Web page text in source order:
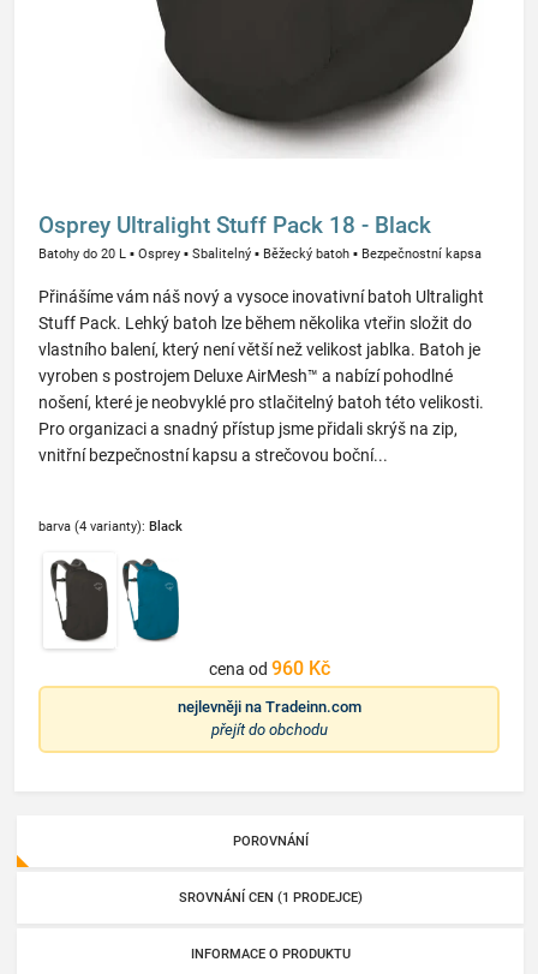
Osprey Ultralight Stuff Pack 18 - Black
Batohy do 20 L ▪ Osprey ▪ Sbalitelný ▪ Běžecký batoh ▪ Bezpečnostní kapsa
Přinášíme vám náš nový a vysoce inovativní batoh Ultralight
Stuff Pack. Lehký batoh lze během několika vteřin složit do
vlastního balení, který není větší než velikost jablka. Batoh je
vyroben s postrojem Deluxe AirMesh™ a nabízí pohodlné
nošení, které je neobvyklé pro stlačitelný batoh této velikosti.
Pro organizaci a snadný přístup jsme přidali skrýš na zip,
vnitřní bezpečnostní kapsu a strečovou boční...
barva (4 varianty): Black
cena od 960 Kč
nejlevněji na Tradeinn.com
přejít do obchodu
POROVNÁNÍ
SROVNÁNÍ CEN (1 PRODEJCE)
INFORMACE O PRODUKTU